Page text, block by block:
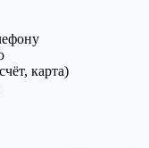
карта)